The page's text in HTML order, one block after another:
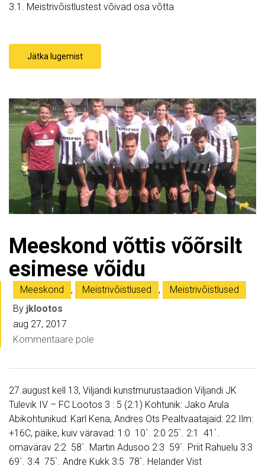
3.1. Meistrivõistlustest võivad osa võtta
Jätka lugemist
Meeskond võttis võõrsilt
esimese võidu
Meeskond , Meistrivõistlused ,
Meistrivõistlused
By jklootos
aug 27, 2017
Kommentaare pole
27.august kell 13, Viljandi kunstmurustaadion Viljandi JK
Tulevik IV – FC Lootos 3 : 5 (2:1) Kohtunik: Jako Arula
Abikohtunikud: Karl Kena, Andres Ots Pealtvaatajaid: 22 Ilm:
+16C, päike, kuiv väravad: 1:0 10`. 2:0 25`. 2:1 41`.
omavärav 2:2 58`. Martin Adusoo 2:3 59`. Priit Rahuelu 3:3
69`. 3:4 75`. Andre Kukk 3:5 78`. Helander Vist